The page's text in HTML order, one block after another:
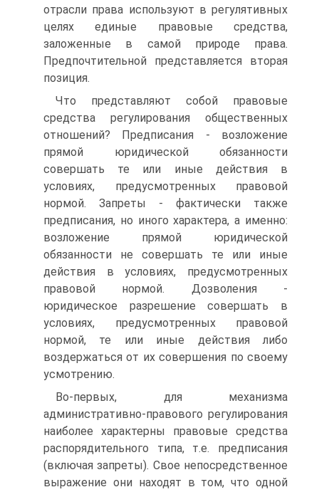
отрасли права используют в регулятивных
целях единые правовые средства,
заложенные в самой природе права.
Предпочтительной представляется вторая
позиция.
Что представляют собой правовые
средства регулирования общественных
отношений? Предписания - возложение
прямой юридической обязанности
совершать те или иные действия в
условиях, предусмотренных правовой
нормой. Запреты - фактически также
предписания, но иного характера, а именно:
возложение прямой юридической
обязанности не совершать те или иные
действия в условиях, предусмотренных
правовой нормой. Дозволения -
юридическое разрешение совершать в
условиях, предусмотренных правовой
нормой, те или иные действия либо
воздержаться от их совершения по своему
усмотрению.
Во-первых, для механизма
административно-правового регулирования
наиболее характерны правовые средства
распорядительного типа, т.е. предписания
(включая запреты). Свое непосредственное
выражение они находят в том, что одной